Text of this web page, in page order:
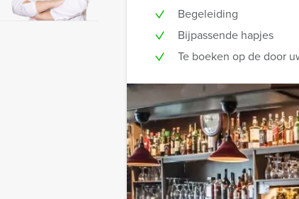
Begeleiding
Bijpassende hapjes
Te boeken op de door